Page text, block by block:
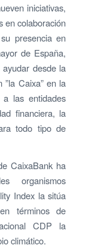
iniciativas,
en colaboración
presencia en
de España,
desde la
Caixa” en la
a las entidades
financiera, la
todo tipo de
CaixaBank ha
organismos
Index la sitúa
términos de
CDP la
climático.